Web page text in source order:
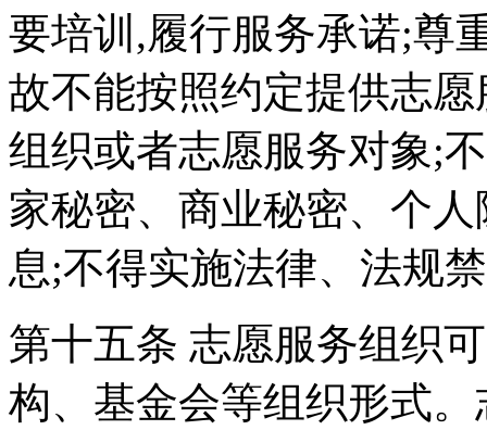
要培训,履行服务承诺;尊
故不能按照约定提供志
组织或者志愿服务对象;
家秘密、商业秘密、个
息;不得实施法律、法规
第十五条 志愿服务组织
构、基金会等组织形式